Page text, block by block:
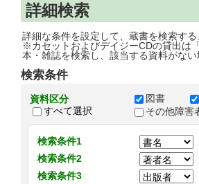
詳細検索
詳細な条件を設定して、蔵書を検索する
※カセットおよびデイジーCDの貸出は
本・雑誌を検索し、該当する資料がな
検索条件
資料区分
すべて選択
図書
その他障
検索条件1
検索条件2
検索条件3